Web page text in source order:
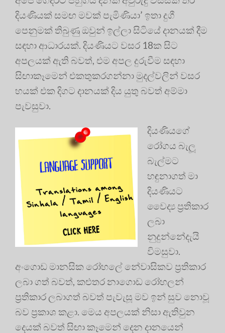
දියණියක් සමඟ මවක් පැමිණියා’ ඉතා දුගී
පෙනුමක් තිබුණු ඔවුන් ඉල්ලා සිටියේ දානයක් දීම
සඳහා ආධාරයක්. දියණියට වසර 18ක සිට
අපලයක් ඇති බවත්, එම අපල දුරුවීම සඳහා
සිඟාකෑමෙන් එකතුකරගන්නා මුදල්වලින් වසර
හයක් එක දිගට දානයක් දිය යුතු බවත් අම්මා
පැවසුවා.
දියණියගේ
රෝගය බැලූ
බැල්මට
හඳුනාගත් මා
දියණියට
වෛද්‍ය ප්‍රතිකාර
ලබා
නුදුන්නේදැයි
විමසුවා.
අංගොඩ මානසික රෝහලේ නේවාසිකව ප්‍රතිකාර
ලබා ගත් බවත්, කළුතර නාගොඩ රෝහලන්
ප්‍රතිකාර ලබාගත් බවත් පැවැසූ මව ඉන් සුව නොවූ
බව ප්‍රකාශ කළා. මෙය අපලයක් නිසා ඇතිවුන
දෙයක් බවත් සිඟා කෑමෙන් දෙන දානයෙන්